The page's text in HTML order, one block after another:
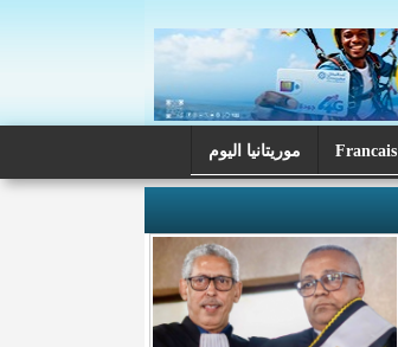
Francais موريتانيا اليوم